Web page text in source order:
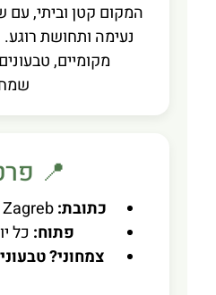
המקום קטן וביתי, עם
נעימה ותחושת
מקומיים,
📍
כתובת:
פתוח: כל יום
צמחוני?